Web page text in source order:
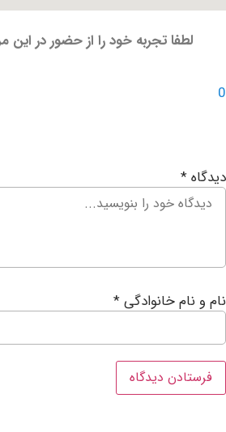
تجربه خود را از حضور در این مرکز
خانوادگی*